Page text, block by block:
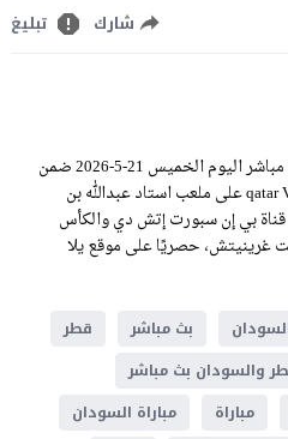
شارك تبليغ
مشاهدة مباراة قطر والسودان بث مباشر اليوم الخميس 21-5-2026 ضمن
مباراة ودية qatar VS sudan Live Stream على ملعب استاد عبدالله بن
قناة بي إن سبورت إتش دي والكأس
الساعة 15:30 بتوقيت غرينيتش، حصريًا على موقع يلا
بث مباشر
قطر
والسودان بث مباشر
مباراة
مباراة السودان